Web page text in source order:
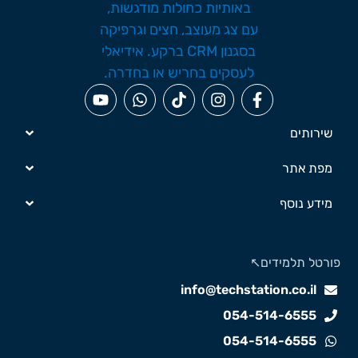
שירותים
מפת אתר
מידע נוסף
info@techstation.co.il
054-514-6555
054-514-6555
תלמידים↖️